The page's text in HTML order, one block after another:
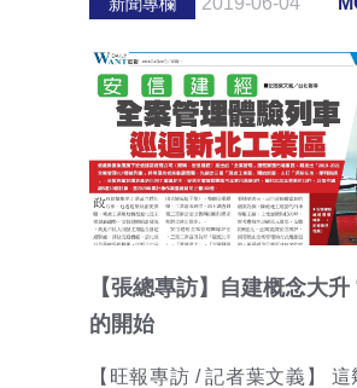
【張總專訪】自建概念大
的開始
【旺報專訪 / 記者葉文義】